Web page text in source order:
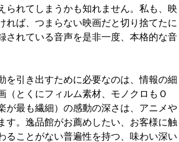
られてしまうかも知れません。私も、映
れば、つまらない映画だと切り捨てたに
されている音声を是非一度、本格的な音
を引き出すために必要なのは、情報の細
（とくにフィルム素材、モノクロもＯ
が最も繊細）の感動の深さは、アニメや
す。逸品館がお薦めしたい、お客様に触
ることがない普遍性を持つ、味わい深い